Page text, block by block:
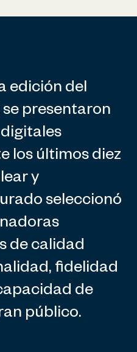
edición del
presentaron
los últimos diez
y
seleccionó
de calidad
fidelidad
de
público.